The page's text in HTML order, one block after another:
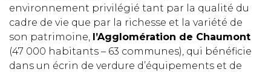
environnement privilégié tant par la qualité du
cadre de vie que par la richesse et la variété de
son patrimoine, l’Agglomération de Chaumont
(47 000 habitants – 63 communes), qui bénéficie
dans un écrin de verdure d’équipements et de